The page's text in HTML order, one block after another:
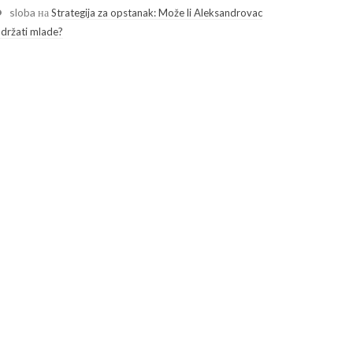
sloba наStrategija za opstanak: Može li Aleksandrovac
mlade?